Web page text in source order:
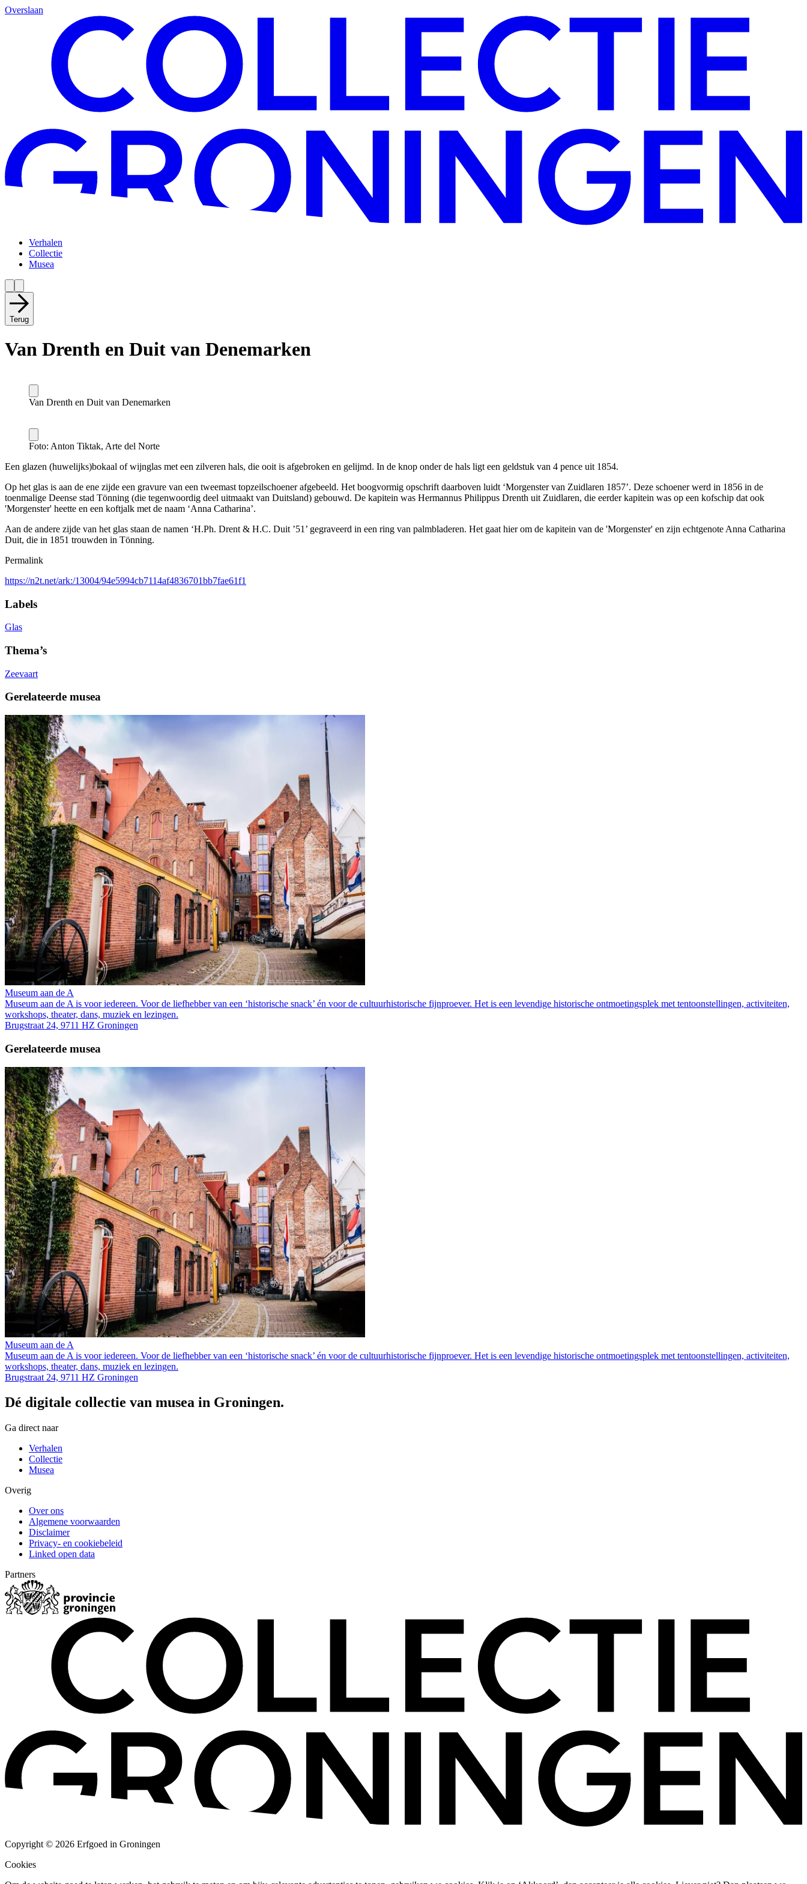
Overslaan
Verhalen
Collectie
Musea
Terug
Van Drenth en Duit van Denemarken
Van Drenth en Duit van Denemarken
Foto: Anton Tiktak, Arte del Norte
Een glazen (huwelijks)bokaal of wijnglas met een zilveren hals, die ooit is afgebroken en gelijmd. In de knop onder de hals ligt een geldstuk van 4 pence uit 1854.
Op het glas is aan de ene zijde een gravure van een tweemast topzeilschoener afgebeeld. Het boogvormig opschrift daarboven luidt ‘Morgenster van Zuidlaren 1857’. Deze schoener werd in 1856 in de
toenmalige Deense stad Tönning (die tegenwoordig deel uitmaakt van Duitsland) gebouwd. De kapitein was Hermannus Philippus Drenth uit Zuidlaren, die eerder kapitein was op een kofschip dat ook
'Morgenster' heette en een koftjalk met de naam ‘Anna Catharina’.
Aan de andere zijde van het glas staan de namen ‘H.Ph. Drent & H.C. Duit ’51’ gegraveerd in een ring van palmbladeren. Het gaat hier om de kapitein van de 'Morgenster' en zijn echtgenote Anna Catharina
Duit, die in 1851 trouwden in Tönning.
Permalink
https://n2t.net/ark:/13004/94e5994cb7114af4836701bb7fae61f1
Labels
Glas
Thema’s
Zeevaart
Gerelateerde musea
Museum aan de A
Museum aan de A is voor iedereen. Voor de liefhebber van een ‘historische snack’ én voor de cultuurhistorische fijnproever. Het is een levendige historische ontmoetingsplek met tentoonstellingen, activiteiten,
workshops, theater, dans, muziek en lezingen.
Brugstraat 24, 9711 HZ Groningen
Gerelateerde musea
Museum aan de A
Museum aan de A is voor iedereen. Voor de liefhebber van een ‘historische snack’ én voor de cultuurhistorische fijnproever. Het is een levendige historische ontmoetingsplek met tentoonstellingen, activiteiten,
workshops, theater, dans, muziek en lezingen.
Brugstraat 24, 9711 HZ Groningen
Dé digitale collectie van musea in Groningen.
Ga direct naar
Verhalen
Collectie
Musea
Overig
Over ons
Algemene voorwaarden
Disclaimer
Privacy- en cookiebeleid
Linked open data
Partners
Copyright © 2026 Erfgoed in Groningen
Cookies